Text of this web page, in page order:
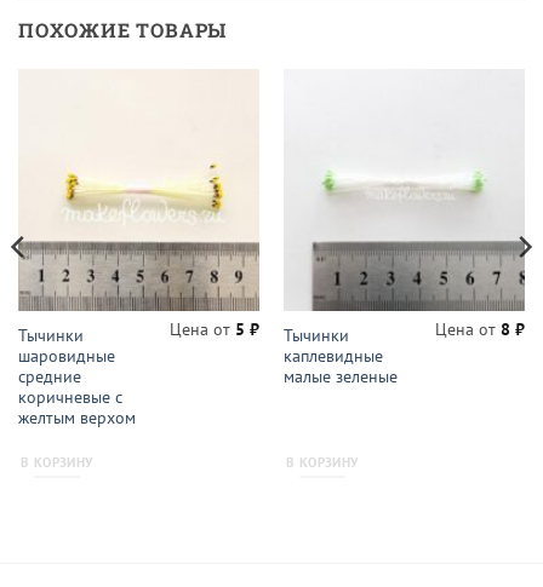
ПОХОЖИЕ ТОВАРЫ
Тычинки
шаровидные
средние
коричневые с
желтым верхом
Цена от 5₽
В КОРЗИНУ
Тычинки
каплевидные
малые зеленые
Цена от 8₽
В КОРЗИНУ